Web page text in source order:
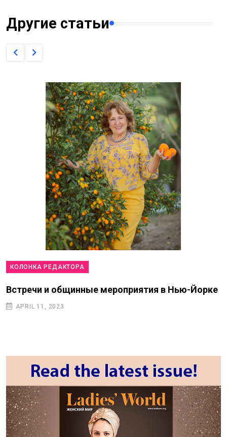
Другие статьи
КОЛОНКА РЕДАКТОРА
Встречи и общинные мероприятия в Нью-Йорке
APRIL 11, 2023